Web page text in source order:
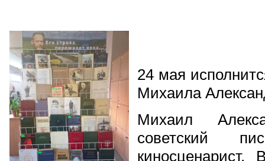
24 мая
Михаила
Михаил
советский
киносценарист.